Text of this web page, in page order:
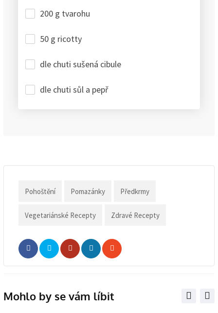
200 g tvarohu
50 g ricotty
dle chuti sušená cibule
dle chuti sůl a pepř
Pohoštění Pomazánky Předkrmy
Vegetariánské Recepty Zdravé Recepty
WhatsappShare
Print
Mohlo by se vám líbit